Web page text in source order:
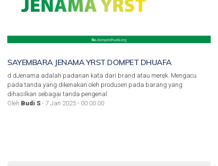
SAYEMBARA JENAMA YRST DOMPET DHUAFA
d dJenama adalah padanan kata dari brand atau merek. Mengacu
pada tanda yang dikenakan oleh produsen pada barang yang
dihasilkan sebagai tanda pengenal.
Oleh Budi S - 7 Jan 2025 - 00:00:00